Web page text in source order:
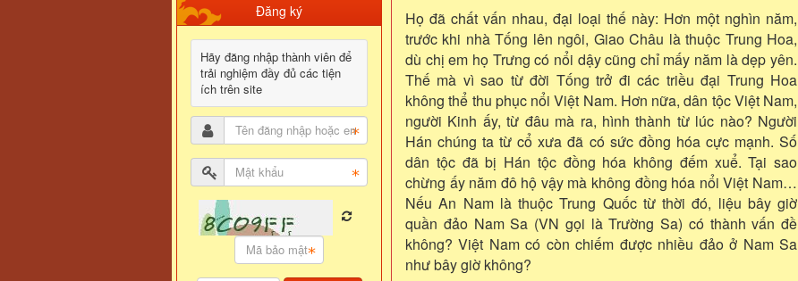
Họ đã chất vấn nhau, đại loại thế này: Hơn một nghìn năm,
trước khi nhà Tống lên ngôi, Giao Châu là thuộc Trung Hoa,
dù chị em họ Trưng có nổi dậy cũng chỉ mấy năm là dẹp yên.
Thế mà vì sao từ đời Tống trở đi các triều đại Trung Hoa
không thể thu phục nổi Việt Nam. Hơn nữa, dân tộc Việt Nam,
người Kinh ấy, từ đâu mà ra, hình thành từ lúc nào? Người
Hán chúng ta từ cổ xưa đã có sức đồng hóa cực mạnh. Số
dân tộc đã bị Hán tộc đồng hóa không đếm xuể. Tại sao
chừng ấy năm đô hộ vậy mà không đồng hóa nổi Việt Nam…
Nếu An Nam là thuộc Trung Quốc từ thời đó, liệu bây giờ
quần đảo Nam Sa (VN gọi là Trường Sa) có thành vấn đề
không? Việt Nam có còn chiếm được nhiều đảo ở Nam Sa
như bây giờ không?
Đăng ký
Hãy đăng nhập thành viên để
trải nghiệm đầy đủ các tiện
ích trên site